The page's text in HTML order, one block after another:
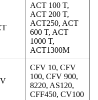
ACT 100 T,
ACT 200 T,
ACT250, ACT
600 T, ACT
1000 T,
ACT1300M
CFV 10, CFV
100, CFV 900,
8220, AS120,
CFF450, CV100